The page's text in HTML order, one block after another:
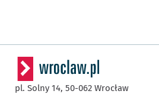
pl. Solny 14, 50-062 Wrocław